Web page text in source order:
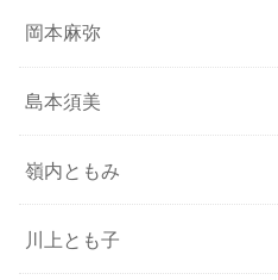
岡本麻弥
島本須美
嶺内ともみ
川上とも子